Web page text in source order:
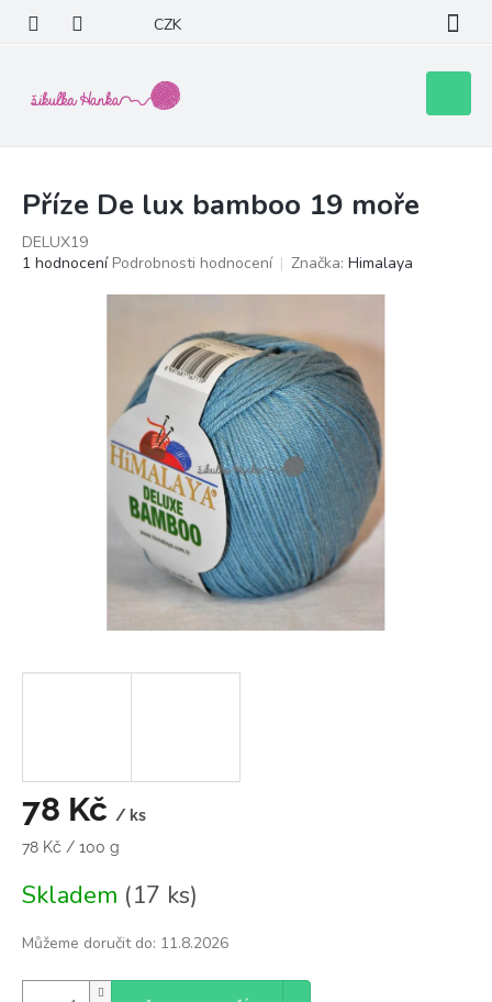
obsah
CZK
košík
Příze De lux bamboo 19 moře
DELUX19
Průměrné
1 hodnocení Podrobnosti hodnocení Značka: Himalaya
78 Kč / ks
Měrná
78 Kč / 100 g
Skladem (17 ks)
Můžeme doručit do: 11.8.2026